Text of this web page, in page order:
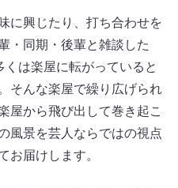
に興じたり、打ち合わせを
・同期・後輩と雑談した
くは楽屋に転がっていると
そんな楽屋で繰り広げられ
屋から飛び出して巻き起こ
風景を芸人ならではの視点
お届けします。